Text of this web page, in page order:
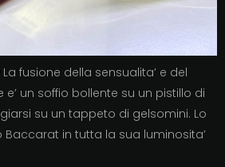
La fusione della sensualita’ e del
e’ un soffio bollente su un pistillo di
su un tappeto di gelsomini. Lo
in tutta la sua luminosita’